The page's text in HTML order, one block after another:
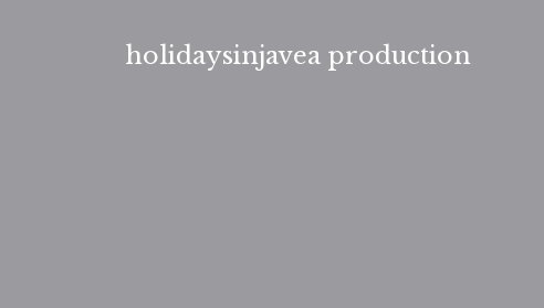
holidaysinjavea production